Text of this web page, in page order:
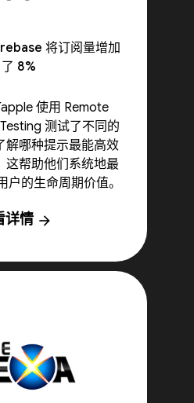
将订阅量增加
了 8%
使用 Remote
测试了不同的
解哪种提示最能高效
这帮助他们系统地最
户的生命周期价值。
详情 arrow_forward